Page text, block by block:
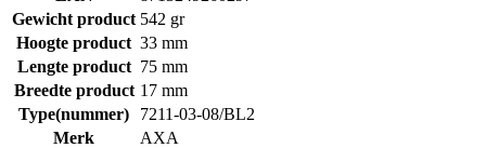
Gewicht product 542 gr
Hoogte product 33 mm
Lengte product 75 mm
Breedte product 17 mm
Type(nummer)
7211-03-08/BL2
Merk
AXA